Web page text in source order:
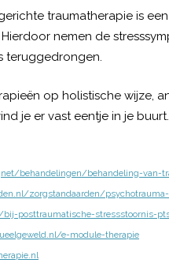
traumatherapie is
nemen de
teruggedrongen.
op holistische wijze,
je er vast eentje in je buurt.
behandelingen/behandeling-van-
zorgstandaarden/
bij-posttraumatische-stressstoornis-
e-module-therapie